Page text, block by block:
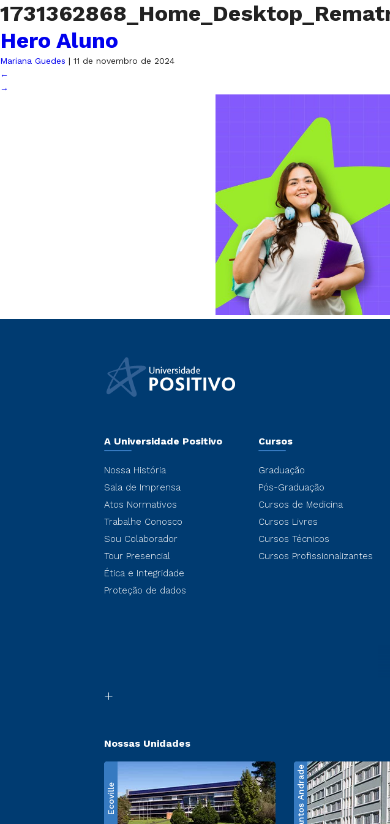
Hero Aluno
Mariana Guedes | 11 de novembro de 2024
←
→
A Universidade Positivo
Nossa História
Sala de Imprensa
Atos Normativos
Trabalhe Conosco
Sou Colaborador
Tour Presencial
Ética e Integridade
Proteção de dados
Cursos
Graduação
Pós-Graduação
Cursos de Medicina
Cursos Livres
Cursos Técnicos
Cursos Profissionalizantes
Nossas Unidades
Ecoville Santos Andrade